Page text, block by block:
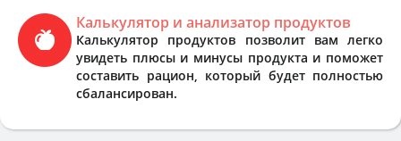
Калькулятор и анализатор продуктов
Калькулятор продуктов позволит вам легко
увидеть плюсы и минусы продукта и поможет
составить рацион, который будет полностью
сбалансирован.